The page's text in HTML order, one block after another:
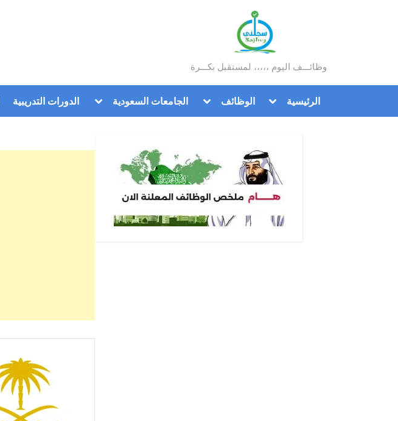
سجلني
وظائـــف اليوم ،،،،، لمستقبل بكـــرة
الرئيسية
Toggle
menu
الوظائف
Toggle
menu
الجامعات السعودية
Toggle
menu
الدورات التدريبية